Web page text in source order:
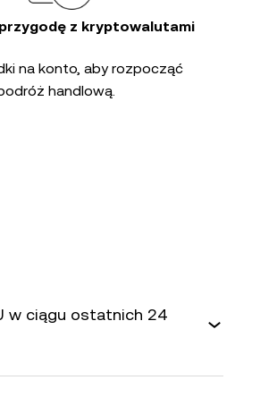
z kryptowalutami
na konto, aby rozpocząć
handlową.
w ciągu ostatnich 24